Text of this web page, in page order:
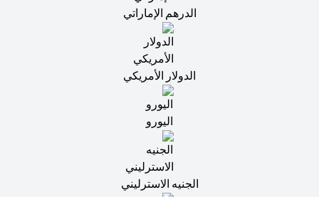
الدرهم الإماراتي
الدولار الأمريكي
اليورو
الجنيه الاسترليني